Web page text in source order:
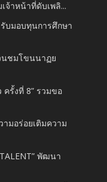
จ้าหน้าที่ดับเพลิ...
บมอบทุนการศึกษา
นชมโขนนาฏย
รั้งที่ 8” รวมขอ
มอร่อยเติมความ
พัฒนา